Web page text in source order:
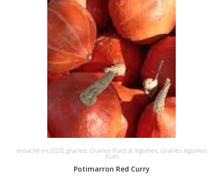
ensaché en 2025, graines, Graines fruits & légumes, Graines légumes
fruits
Potimarron Red Curry